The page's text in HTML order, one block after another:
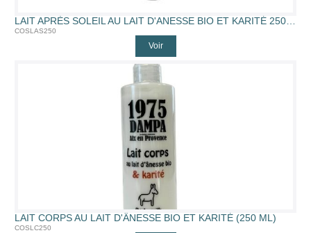
LAIT APRÈS SOLEIL AU LAIT D'ANESSE BIO ET KARITÉ 250 ML (250ML)
COSLAS250
Voir
LAIT CORPS AU LAIT D'ÂNESSE BIO ET KARITÉ (250 ML)
COSLC250